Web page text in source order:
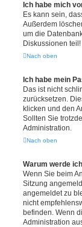
Ich habe mich
Es kann sein,
Außerdem
um die
Diskussionen teil!
Nach oben
Ich habe mein
Das ist nicht
zurücksetzen.
klicken und den
Sollten Sie
Administration.
Nach oben
Warum werde
Wenn Sie beim
Sitzung
angemeldet zu
nicht
befinden. Wenn
Administration